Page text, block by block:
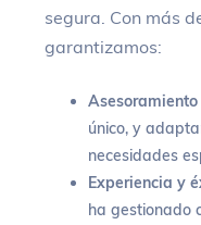
segura. Con más
garantizamos:
único, y
necesidades
Experiencia y
ha gestionado